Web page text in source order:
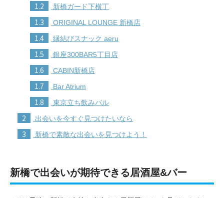
1.2 新橋ガード下横丁
1.3 ORIGINAL LOUNGE 新橋店
1.4 縁結びスナック aeru
1.5 銀座300BAR5丁目店
1.6 CABIN新橋店
1.7 Bar Atrium
1.8 東京立ち飲みバル
2 出会いを今すぐ見つけたいなら
3 新橋で素敵な出会いを見つけよう！
新橋で出会いが期待できる居酒屋&バー